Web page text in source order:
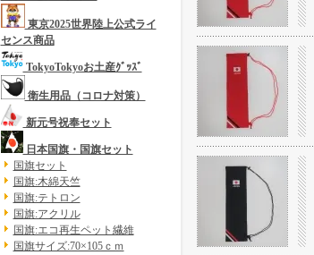
東京2025世界陸上公式ライ
センス商品
TokyoTokyoお土産ｸﾞｯｽﾞ
衛生用品（コロナ対策）
新元号祝奉セット
日本国旗・国旗セット
国旗セット
国旗:木綿天竺
国旗:テトロン
国旗:アクリル
国旗:エコ再生ペット繊維
国旗サイズ:70×105ｃｍ